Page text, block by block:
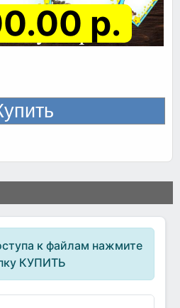
р.
к файлам нажмите
КУПИТЬ